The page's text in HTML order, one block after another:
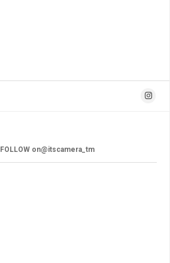
FOLLOW on@itscamera_tm